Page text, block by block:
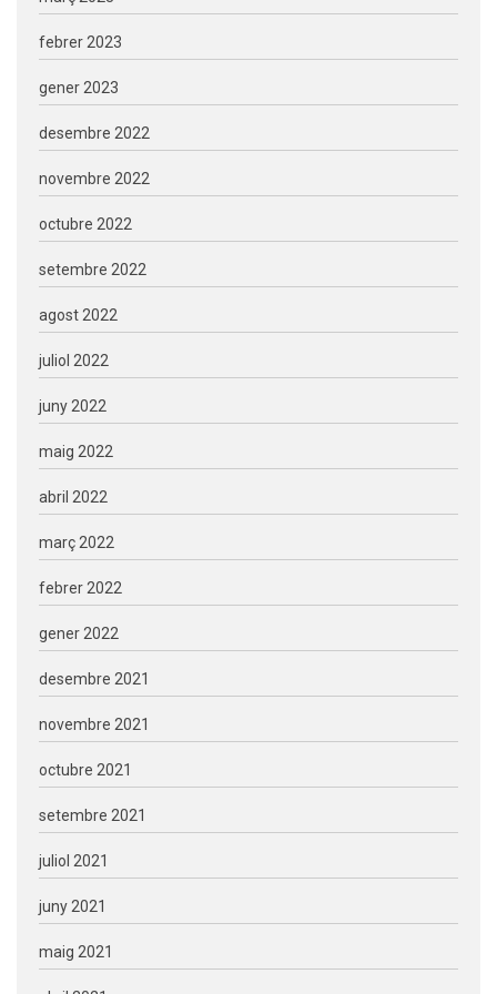
febrer 2023
gener 2023
desembre 2022
novembre 2022
octubre 2022
setembre 2022
agost 2022
juliol 2022
juny 2022
maig 2022
abril 2022
març 2022
febrer 2022
gener 2022
desembre 2021
novembre 2021
octubre 2021
setembre 2021
juliol 2021
juny 2021
maig 2021